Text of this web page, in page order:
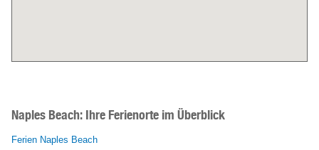
Naples Beach: Ihre Ferienorte im Überblick
Ferien Naples Beach